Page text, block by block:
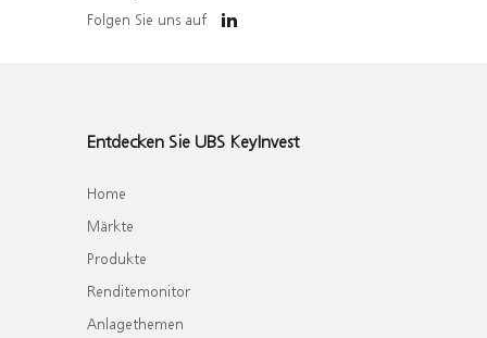
Folgen Sie uns auf
Entdecken Sie UBS KeyInvest
Home
Märkte
Produkte
Renditemonitor
Anlagethemen